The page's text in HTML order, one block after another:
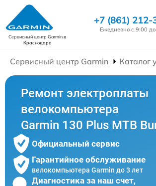
Сервисный центр Garminв
Краснодаре
+7 (861) 212-
Ежедневно с 9:00
Сервисный центр Garmin Каталог
Ремонт электроплаты
велокомпьютера
Garmin 130 Plus MTB
Официальный сервис
Гарантийное обслуживание
велокомпьютера Garmin до 3 лет
Диагностика за наш счет,